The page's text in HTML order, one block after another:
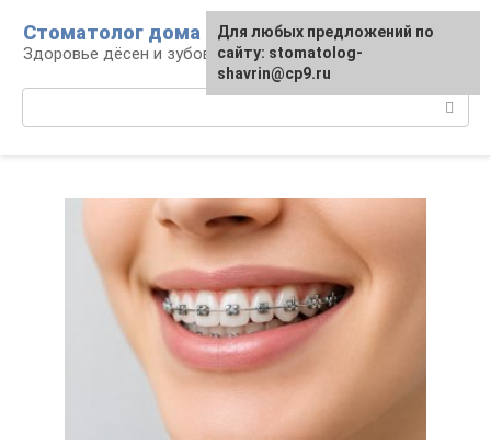
контенту
Стоматолог дома
Здоровье дёсен и зубов: уход и лечение
Для любых предложений по
сайту: stomatolog-
shavrin@cp9.ru